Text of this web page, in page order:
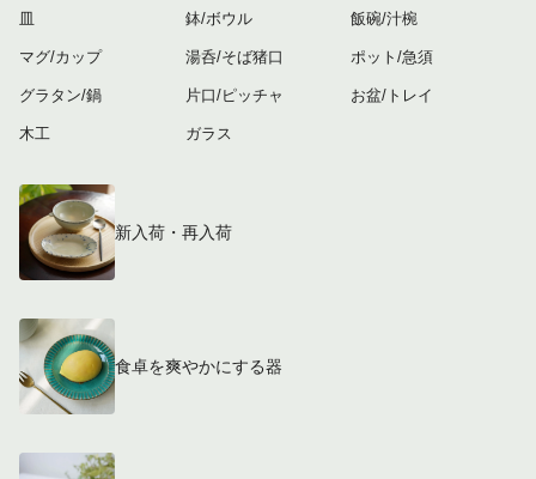
皿
マグ/カップ
グラタン/鍋
木工
鉢/ボウル
湯呑/そば猪口
片口/ピッチャ
ガラス
飯碗/汁椀
ポット/急須
お盆/トレイ
新入荷・再入荷
食卓を爽やかにする器